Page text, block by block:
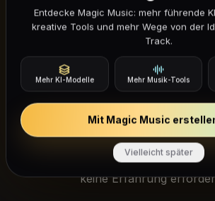
Warum Fadr AI für
verwenden?
Fadr AI macht die Musik-Erstellung
Schreiben eines Satzes. Keine
keine Erfahrung
Entdecke Magic Music: mehr führende
kreative Tools und mehr Wege von der
Track.
Mehr KI-Modelle Mehr Musik-Tools
Mit Magic Music
Vielleicht später